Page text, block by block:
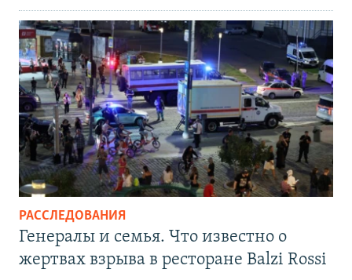
РАССЛЕДОВАНИЯ
Генералы и семья. Что известно о
жертвах взрыва в ресторане Balzi Rossi